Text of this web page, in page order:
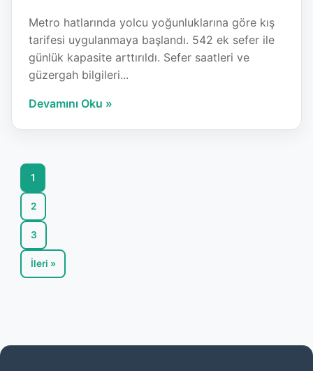
Metro hatlarında yolcu yoğunluklarına göre kış
tarifesi uygulanmaya başlandı. 542 ek sefer ile
günlük kapasite arttırıldı. Sefer saatleri ve
güzergah bilgileri...
Devamını Oku »
1
2
3
İleri »